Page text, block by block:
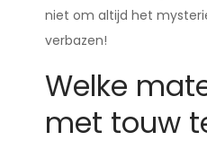
niet om altijd het
verbazen!
Welke
met touw